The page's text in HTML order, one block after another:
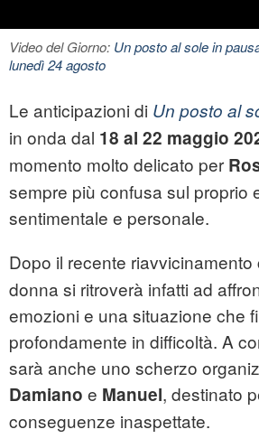
Video del Giorno: Un posto al sole in
lunedì 24 agosto
Le anticipazioni di Un posto al
in onda dal 18 al 22 maggio
momento molto delicato per
sempre più confusa sul proprio
sentimentale e personale.
Dopo il recente riavvicinamento
donna si ritroverà infatti ad
emozioni e una situazione che
profondamente in difficoltà. A
sarà anche uno scherzo
Damiano e Manuel, destinato
conseguenze inaspettate.